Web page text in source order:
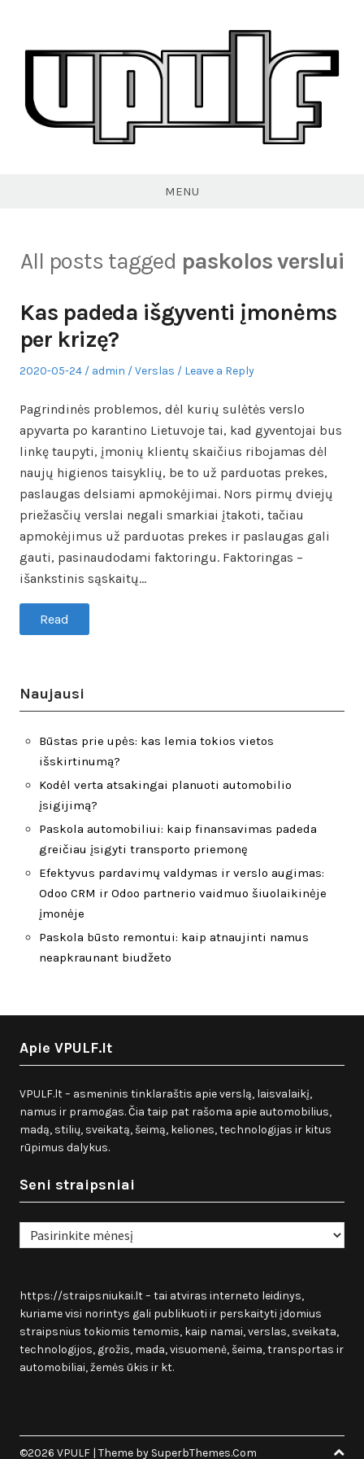
content
MENU
All posts tagged paskolos verslui
Kas padeda išgyventi įmonėms
per krizę?
Posted
2020-05-24 Author
admin
Posted
Verslas Leave a Reply
Pagrindinės problemos, dėl kurių sulėtės verslo
apyvarta po karantino Lietuvoje tai, kad gyventojai bus
linkę taupyti, įmonių klientų skaičius ribojamas dėl
naujų higienos taisyklių, be to už parduotas prekes,
paslaugas delsiami apmokėjimai. Nors pirmų dviejų
priežasčių verslai negali smarkiai įtakoti, tačiau
apmokėjimus už parduotas prekes ir paslaugas gali
gauti, pasinaudodami faktoringu. Faktoringas –
išankstinis sąskaitų…
Read
Naujausi
Būstas prie upės: kas lemia tokios vietos
išskirtinumą?
Kodėl verta atsakingai planuoti automobilio
įsigijimą?
Paskola automobiliui: kaip finansavimas padeda
greičiau įsigyti transporto priemonę
Efektyvus pardavimų valdymas ir verslo augimas:
Odoo CRM ir Odoo partnerio vaidmuo šiuolaikinėje
įmonėje
Paskola būsto remontui: kaip atnaujinti namus
neapkraunant biudžeto
Apie VPULF.lt
VPULF.lt – asmeninis tinklaraštis apie verslą, laisvalaikį,
namus ir pramogas. Čia taip pat rašoma apie automobilius,
madą, stilių, sveikatą, šeimą, keliones, technologijas ir kitus
rūpimus dalykus.
Seni straipsniai
Seni
straipsniai
https://straipsniukai.lt– tai atviras interneto leidinys,
kuriame visi norintys gali publikuoti ir perskaityti įdomius
straipsnius tokiomis temomis, kaip namai, verslas, sveikata,
technologijos, grožis, mada, visuomenė, šeima, transportas ir
automobiliai, žemės ūkis ir kt.
©2026 VPULF | Theme by SuperbThemes.Com